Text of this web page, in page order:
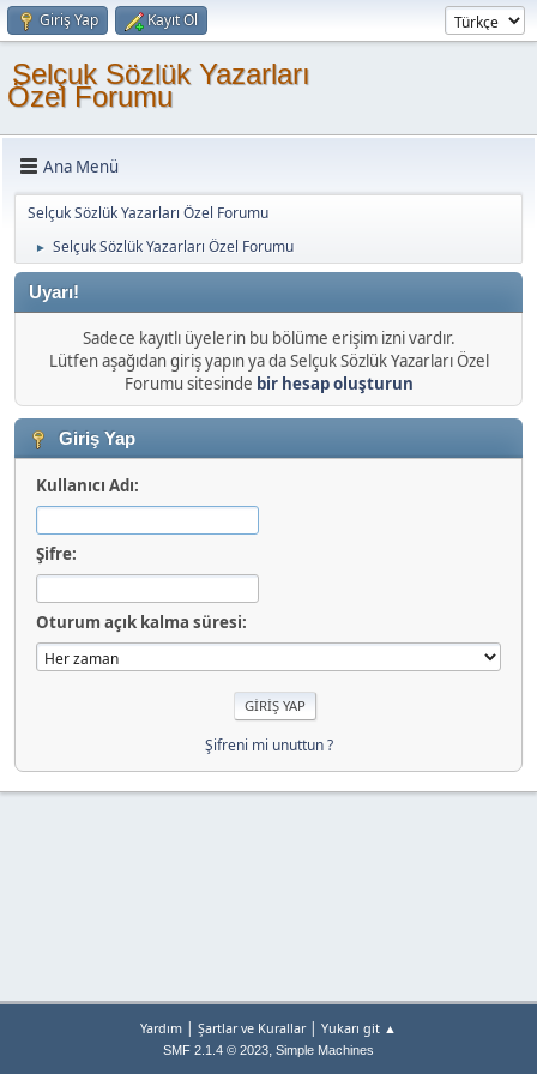
Giriş Yap Kayıt Ol
Selçuk Sözlük Yazarları
Özel Forumu
Ana Menü
Selçuk Sözlük Yazarları Özel Forumu
► Selçuk Sözlük Yazarları Özel Forumu
Uyarı!
Sadece kayıtlı üyelerin bu bölüme erişim izni vardır.
Lütfen aşağıdan giriş yapın ya da Selçuk Sözlük Yazarları Özel
Forumu sitesinde bir hesap oluşturun
Giriş Yap
Kullanıcı Adı:
Şifre:
Oturum açık kalma süresi:
Şifreni mi unuttun ?
Yardım | Şartlar ve Kurallar| Yukarı git ▲
SMF 2.1.4 © 2023, Simple Machines